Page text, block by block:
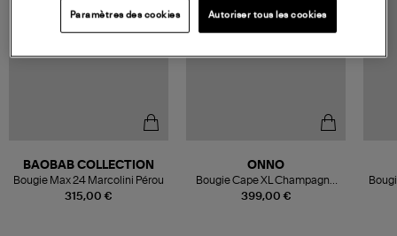
315,00 €
BAOBAB COLLECTION
Bougie Max 24 Marcolini Pérou
399,00 €
ONNO
Bougie Cape XL Champagne
Sage
Paramètres des cookies Autoriser tous les cookies